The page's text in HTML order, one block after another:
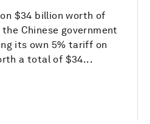
$34 billion worth of
Chinese government
its own 5% tariff on
a total of $34...